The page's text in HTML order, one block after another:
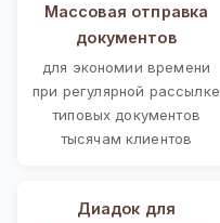
Массовая отправка
документов
для экономии времени
при регулярной рассылке
типовых документов
тысячам клиентов
Диадок для